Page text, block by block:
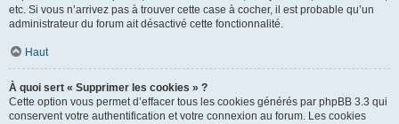
etc. Si vous n’arrivez pas à trouver cette case à cocher, il est probable qu’un
administrateur du forum ait désactivé cette fonctionnalité.
Haut
À quoi sert « Supprimer les cookies » ?
Cette option vous permet d’effacer tous les cookies générés par phpBB 3.3 qui
conservent votre authentification et votre connexion au forum. Les cookies